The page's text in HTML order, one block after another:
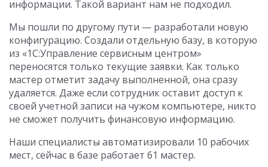
информации. Такой вариант нам не подходил.
Мы пошли по другому пути — разработали новую
конфигурацию. Создали отдельную базу, в которую
из «1С:Управление сервисным центром»
переносятся только текущие заявки. Как только
мастер отметит задачу выполненной, она сразу
удаляется. Даже если сотрудник оставит доступ к
своей учетной записи на чужом компьютере, никто
не сможет получить финансовую информацию.
Наши специалисты автоматизировали 10 рабочих
мест, сейчас в базе работает 61 мастер.